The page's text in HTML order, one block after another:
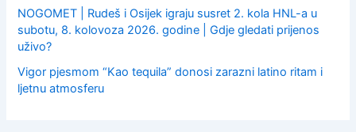
NOGOMET | Rudeš i Osijek igraju susret 2. kola HNL-a u
subotu, 8. kolovoza 2026. godine | Gdje gledati prijenos
uživo?
Vigor pjesmom “Kao tequila” donosi zarazni latino ritam i
ljetnu atmosferu